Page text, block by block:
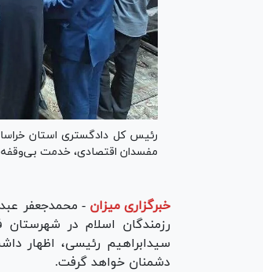
رئیس کل دادگستری استان
مفسدان اقتصادی، خدمت
خبرگزاری میزان - محمدجعفر
رزمندگان اسلام در
سیدابراهیم رئیسی، اظهار
دشمنان خواهد گرفت.